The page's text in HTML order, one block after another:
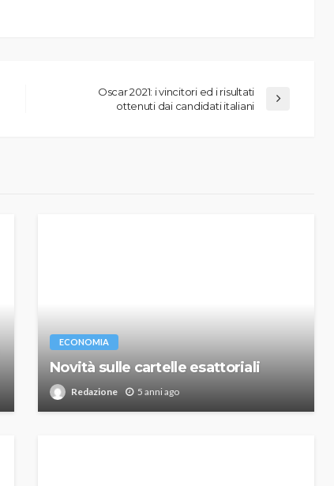
Oscar 2021: i vincitori ed i risultati
ottenuti dai candidati italiani
ECONOMIA
Novità sulle cartelle esattoriali
Redazione 5 anni ago